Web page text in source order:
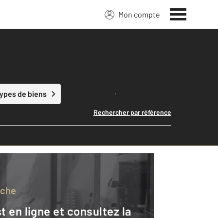
Mon compte
de biens Lancer ma recherche
Rechercher par référence